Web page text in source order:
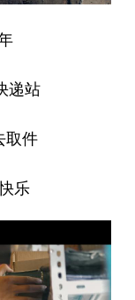
递站
取件
乐